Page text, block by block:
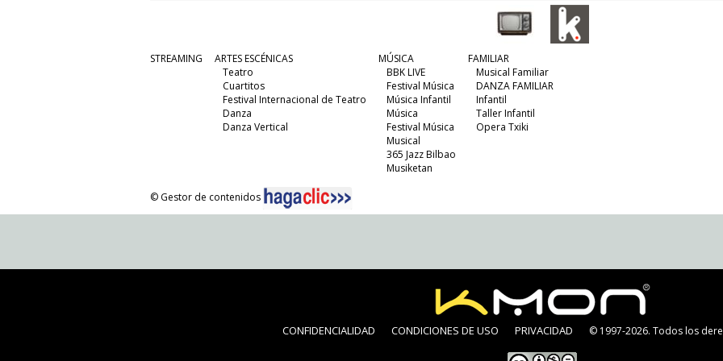
STREAMING
ARTES ESCÉNICAS
Teatro
Cuartitos
Festival Internacional de Teatro
Danza
Danza Vertical
MÚSICA
BBK LIVE
Festival Música
Música Infantil
Música
Festival Música
Musical
365 Jazz Bilbao
Musiketan
FAMILIAR
Musical Familiar
DANZA FAMILIAR
Infantil
Taller Infantil
Opera Txiki
© Gestor de contenidos
CONFIDENCIALIDAD CONDICIONES DE USO PRIVACIDAD © 1997-2026. Todos los